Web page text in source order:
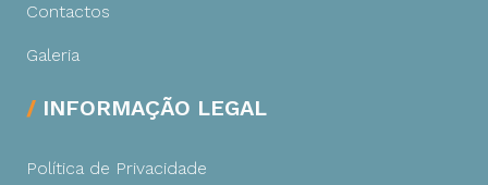
Contactos
Galeria
INFORMAÇÃO LEGAL
Política de Privacidade